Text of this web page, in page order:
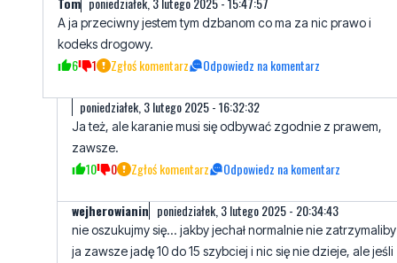
A ja przeciwny jestem tym dzbanom co ma za nic prawo i
kodeks drogowy.
6 1 Zgłoś komentarz Odpowiedz na komentarz
poniedziałek, 3 lutego 2025 - 16:32:32
Ja też, ale karanie musi się odbywać zgodnie z prawem,
zawsze.
10 0 Zgłoś komentarz Odpowiedz na komentarz
wejherowianin poniedziałek, 3 lutego 2025 - 20:34:43
nie oszukujmy się... jakby jechał normalnie nie
ja zawsze jadę 10 do 15 szybciej i nic się nie dzieje, ale jeśli